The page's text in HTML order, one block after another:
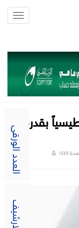
العدد الورقى
الارشيف
بقدرة